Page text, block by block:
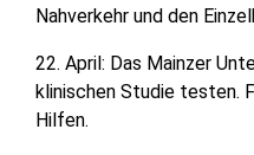
Nahverkehr und den
22. April: Das Mainzer
klinischen Studie testen.
Hilfen.